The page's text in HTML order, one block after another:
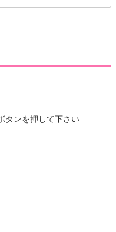
タンを押して下さい